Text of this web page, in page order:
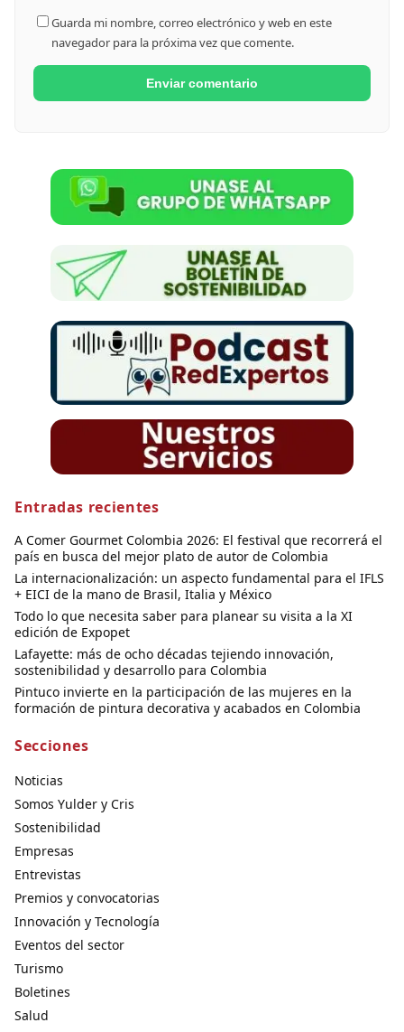
Guarda mi nombre, correo electrónico y web en este
navegador para la próxima vez que comente.
Entradas recientes
A Comer Gourmet Colombia 2026: El festival que recorrerá el
país en busca del mejor plato de autor de Colombia
La internacionalización: un aspecto fundamental para el IFLS
+ EICI de la mano de Brasil, Italia y México
Todo lo que necesita saber para planear su visita a la XI
edición de Expopet
Lafayette: más de ocho décadas tejiendo innovación,
sostenibilidad y desarrollo para Colombia
Pintuco invierte en la participación de las mujeres en la
formación de pintura decorativa y acabados en Colombia
Secciones
Noticias
Somos Yulder y Cris
Sostenibilidad
Empresas
Entrevistas
Premios y convocatorias
Innovación y Tecnología
Eventos del sector
Turismo
Boletines
Salud